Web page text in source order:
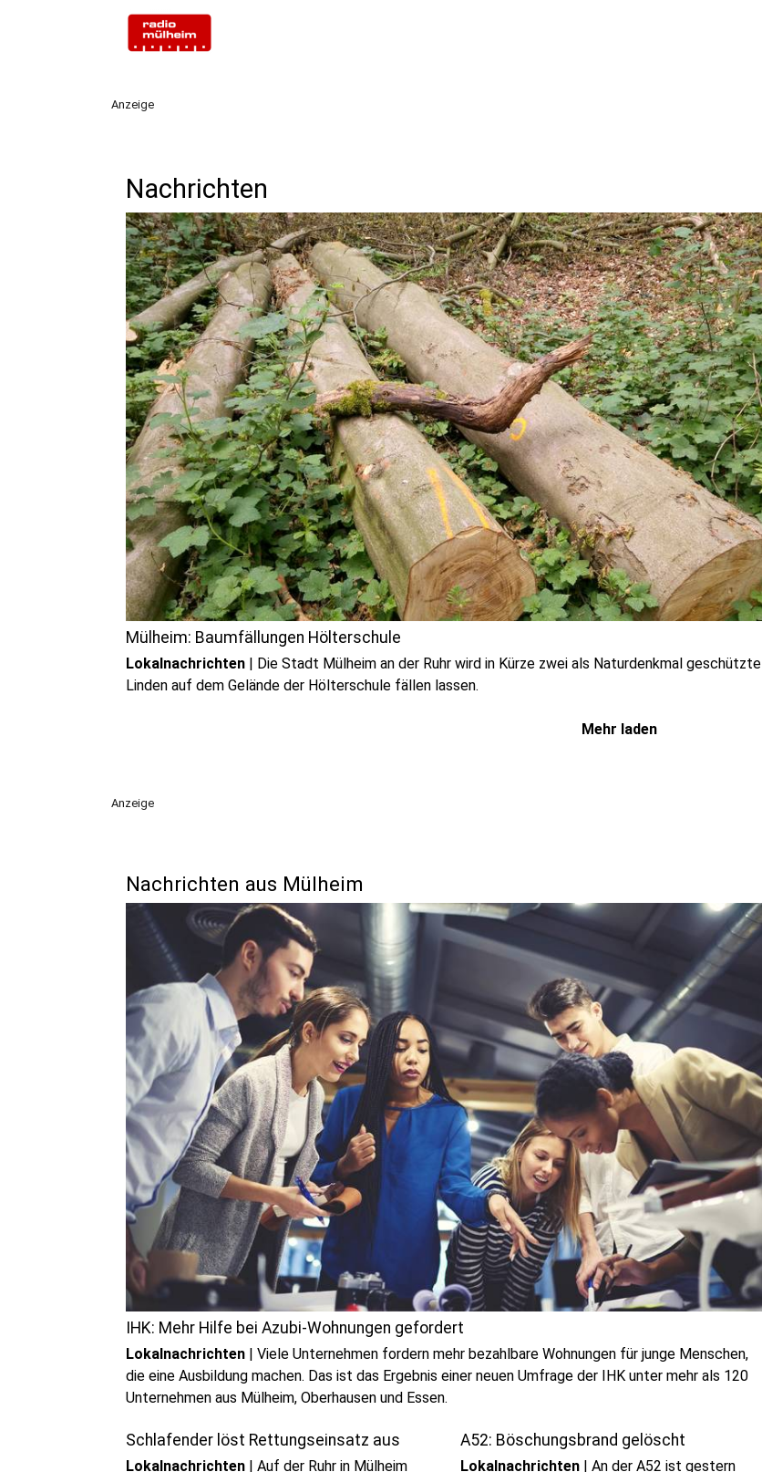
Anzeige
Nachrichten
Mülheim: Baumfällungen Hölterschule
Lokalnachrichten | Die Stadt Mülheim an der Ruhr wird in Kürze zwei als Naturdenkmal geschützte
Linden auf dem Gelände der Hölterschule fällen lassen.
Mehr laden
Anzeige
Nachrichten aus Mülheim
IHK: Mehr Hilfe bei Azubi-Wohnungen gefordert
Lokalnachrichten | Viele Unternehmen fordern mehr bezahlbare Wohnungen für junge Menschen,
die eine Ausbildung machen. Das ist das Ergebnis einer neuen Umfrage der IHK unter mehr als 120
Unternehmen aus Mülheim, Oberhausen und Essen.
Schlafender löst Rettungseinsatz aus
Lokalnachrichten | Auf der Ruhr in Mülheim
A52: Böschungsbrand gelöscht
Lokalnachrichten| An der A52 ist gestern